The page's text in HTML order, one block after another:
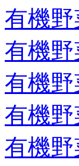
有機
有機
有機
有機
有機